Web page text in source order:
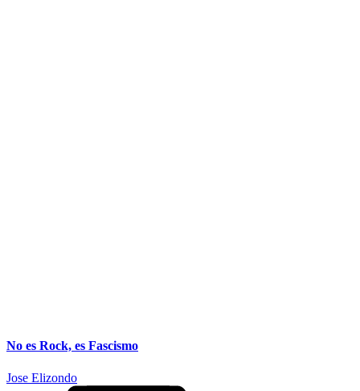
No es Rock, es Fascismo
Jose Elizondo